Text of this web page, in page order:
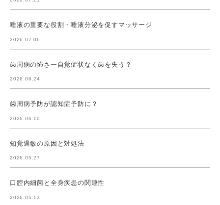
唾液の重要な役割・唾液分泌を促すマッサージ
2026.07.06
歯周病の怖さー自覚症状なく歯を失う？
2026.06.24
歯周病予防が認知症予防に？
2026.06.10
知覚過敏の原因と対処法
2026.05.27
口腔内細菌と全身疾患の関連性
2026.05.13